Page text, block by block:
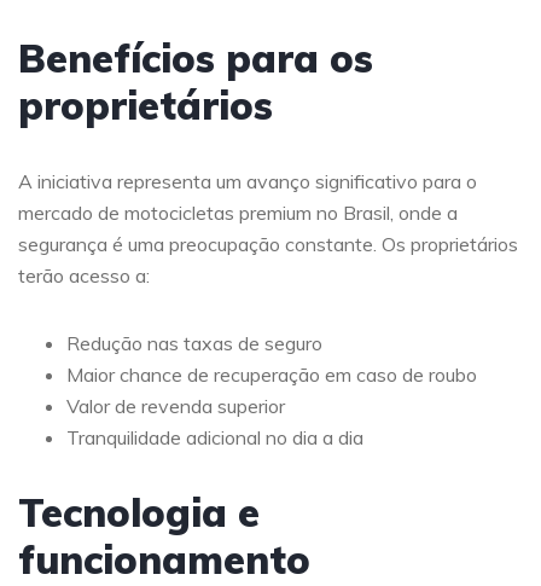
Benefícios para os
proprietários
A iniciativa representa um avanço significativo para o
mercado de motocicletas premium no Brasil, onde a
segurança é uma preocupação constante. Os proprietários
terão acesso a:
Redução nas taxas de seguro
Maior chance de recuperação em caso de roubo
Valor de revenda superior
Tranquilidade adicional no dia a dia
Tecnologia e
funcionamento